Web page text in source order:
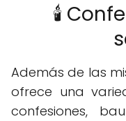
🕯️
Además de las
ofrece una
confesiones,